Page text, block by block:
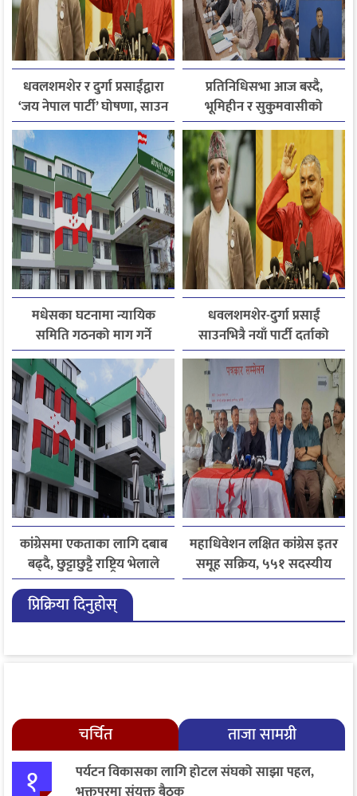
धवलशमशेर र दुर्गा प्रसाईंद्वारा
‘जय नेपाल पार्टी’ घोषणा, साउन
२८ मा आयोगमा दर्ता गर्ने तयारी
प्रतिनिधिसभा आज बस्दै,
भूमिहीन र सुकुमवासीको
पुनःस्थापनाबारे जरुरी
प्रस्तावमाथि छलफल हुने
मधेसका घटनामा न्यायिक
समिति गठनको माग गर्ने
कांग्रेसको निर्णय
धवलशमशेर-दुर्गा प्रसाईं
साउनभित्रै नयाँ पार्टी दर्ताको
तयारीमा, राजसंस्था र हिन्दुराष्ट्र
एजेन्डा
कांग्रेसमा एकताका लागि दबाब
बढ्दै, छुट्टाछुट्टै राष्ट्रिय भेलाले
बढायो राजनीतिक तनाव
महाधिवेशन लक्षित कांग्रेस इतर
समूह सक्रिय, ५५१ सदस्यीय
मूल आयोजक समिति गठन
प्रिक्रिया दिनुहोस्
चर्चित ताजा सामग्री
१
पर्यटन विकासका लागि होटल संघको साझा पहल,